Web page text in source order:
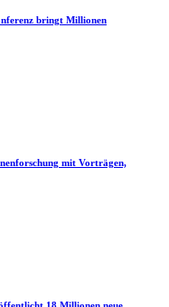
bringt Millionen
mit Vorträgen,